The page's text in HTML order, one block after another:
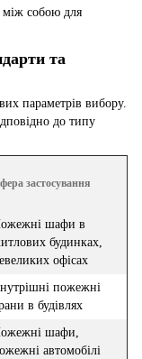
між собою для
та
параметрів вибору.
до типу
застосування
шафи в
будинках,
офісах
пожежні
в будівлях
шафи,
автомобілі